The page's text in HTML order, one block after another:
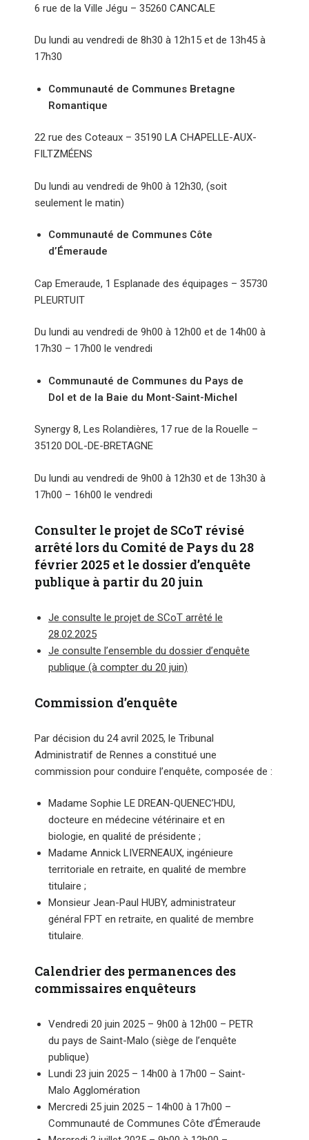
6 rue de la Ville Jégu – 35260 CANCALE
Du lundi au vendredi de 8h30 à 12h15 et de 13h45 à
17h30
Communauté de Communes Bretagne
Romantique
22 rue des Coteaux – 35190 LA CHAPELLE-AUX-
FILTZMÉENS
Du lundi au vendredi de 9h00 à 12h30, (soit
seulement le matin)
Communauté de Communes Côte
d’Émeraude
Cap Emeraude, 1 Esplanade des équipages – 35730
PLEURTUIT
Du lundi au vendredi de 9h00 à 12h00 et de 14h00 à
17h30 – 17h00 le vendredi
Communauté de Communes du Pays de
Dol et de la Baie du Mont-Saint-Michel
Synergy 8, Les Rolandières, 17 rue de la Rouelle –
35120 DOL-DE-BRETAGNE
Du lundi au vendredi de 9h00 à 12h30 et de 13h30 à
17h00 – 16h00 le vendredi
Consulter le projet de SCoT révisé
arrêté lors du Comité de Pays du 28
février 2025 et le dossier d’enquête
publique à partir du 20 juin
Je consulte le projet de SCoT arrêté le
28.02.2025
Je consulte l’ensemble du dossier d’enquête
publique (à compter du 20 juin)
Commission d’enquête
Par décision du 24 avril 2025, le Tribunal
Administratif de Rennes a constitué une
commission pour conduire l’enquête, composée de :
Madame Sophie LE DREAN-QUENEC’HDU,
docteure en médecine vétérinaire et en
biologie, en qualité de présidente ;
Madame Annick LIVERNEAUX, ingénieure
territoriale en retraite, en qualité de membre
titulaire ;
Monsieur Jean-Paul HUBY, administrateur
général FPT en retraite, en qualité de membre
titulaire.
Calendrier des permanences des
commissaires enquêteurs
Vendredi 20 juin 2025 – 9h00 à 12h00 – PETR
du pays de Saint-Malo (siège de l’enquête
publique)
Lundi 23 juin 2025 – 14h00 à 17h00 – Saint-
Malo Agglomération
Mercredi 25 juin 2025 – 14h00 à 17h00 –
Communauté de Communes Côte d’Émeraude